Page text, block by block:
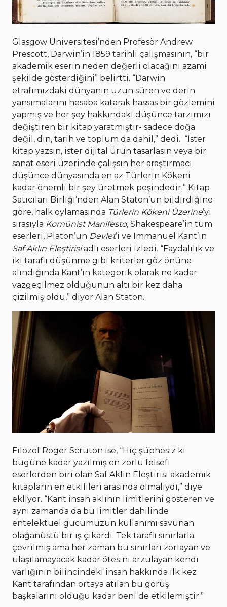
Glasgow Üniversitesi’nden Profesör Andrew
Prescott, Darwin’in 1859 tarihli çalışmasının, “bir
akademik eserin neden değerli olacağını azami
şekilde gösterdiğini” belirtti. “Darwin
etrafımızdaki dünyanın uzun süren ve derin
yansımalarını hesaba katarak hassas bir gözlemini
yapmış ve her şey hakkındaki düşünce tarzımızı
değiştiren bir kitap yaratmıştır- sadece doğa
değil, din, tarih ve toplum da dahil,” dedi. “İster
kitap yazsın, ister dijital ürün tasarlasın veya bir
sanat eseri üzerinde çalışsın her araştırmacı
düşünce dünyasında en az Türlerin Kökeni
kadar önemli bir şey üretmek peşindedir.” Kitap
Satıcıları Birliği’nden Alan Staton’un bildirdiğine
göre, halk oylamasında Türlerin Kökeni Üzerine’yi
sırasıyla Komünist Manifesto, Shakespeare’in tüm
eserleri, Platon’un Devlet’i ve Immanuel Kant’ın
Saf Aklın Eleştirisiadlı eserleri izledi. “Faydalılık ve
iki taraflı düşünme gibi kriterler göz önüne
alındığında Kant’ın kategorik olarak ne kadar
vazgeçilmez olduğunun altı bir kez daha
çizilmiş oldu,” diyor Alan Staton.
Filozof Roger Scruton ise, “Hiç şüphesiz ki
bugüne kadar yazılmış en zorlu felsefi
eserlerden biri olan Saf Aklın Eleştirisi akademik
kitapların en etkilileri arasında olmalıydı,” diye
ekliyor. “Kant insan aklının limitlerini gösteren ve
aynı zamanda da bu limitler dahilinde
entelektüel gücümüzün kullanımı savunan
olağanüstü bir iş çıkardı. Tek taraflı sınırlarla
çevrilmiş ama her zaman bu sınırları zorlayan ve
ulaşılamayacak kadar ötesini arzulayan kendi
varlığının bilincindeki insan hakkında ilk kez
Kant tarafından ortaya atılan bu görüş
başkalarını olduğu kadar beni de etkilemiştir.”